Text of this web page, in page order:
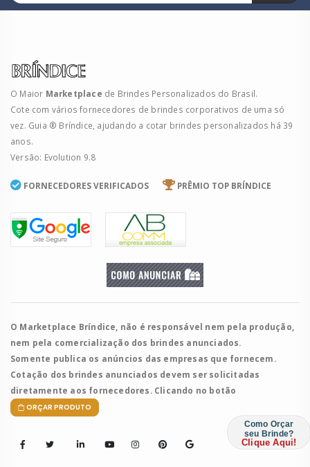
O Maior Marketplace de Brindes Personalizados do Brasil.
Cote com vários fornecedores de brindes corporativos de uma só
vez. Guia ® Bríndice, ajudando a cotar brindes personalizados há 39
anos.
Versão: Evolution 9.8
FORNECEDORES VERIFICADOS PRÊMIO TOP BRÍNDICE
O Marketplace Bríndice, não é responsável nem pela produção,
nem pela comercialização dos brindes anunciados.
Somente publica os anúncios das empresas que fornecem.
Cotação dos brindes anunciados devem ser solicitadas
diretamente aos fornecedores. Clicando no botão
ORÇAR PRODUTO
Como Orçar
seu Brinde?
Clique Aqui!